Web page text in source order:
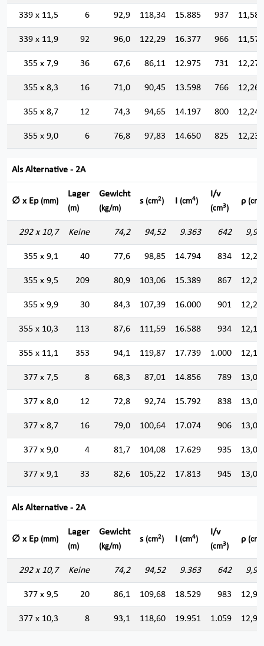
339 x 11,5 6 92,9 118,34 15.885 937 11,585
339 x 11,9 92 96,0 122,29 16.377 966 11,572
355 x 7,9 36 67,6 86,11 12.975 731 12,275
355 x 8,3 16 71,0 90,45 13.598 766 12,261
355 x 8,7 12 74,3 94,65 14.197 800 12,247
355 x 9,0 6 76,8 97,83 14.650 825 12,237
Als Alternative - 2A
∅ x Ep (mm)
Lager
(m)
Gewicht
(kg/m)
s (cm2) I (cm4)
I/v
(cm3)
ρ (cm)
292 x 10,7 Keine 74,2 94,52 9.363 642
355 x 9,1 40 77,6 98,85 14.794 834
355 x 9,5 209 80,9 103,06 15.389 867
355 x 9,9 30 84,3 107,39 16.000 901
355 x 10,3 113 87,6 111,59 16.588 934
355 x 11,1 353 94,1 119,87 17.739 1.000
377 x 7,5 8 68,3 87,01 14.856 789
377 x 8,0 12 72,8 92,74 15.792 838
377 x 8,7 16 79,0 100,64 17.074 906
377 x 9,0 4 81,7 104,08 17.629 935
377 x 9,1 33 82,6 105,22 17.813 945
Als Alternative - 2A
∅ x Ep (mm)
Lager
(m)
Gewicht
(kg/m)
s (cm2) I (cm4)
I/v
(cm3)
ρ (cm)
292 x 10,7 Keine 74,2 94,52 9.363 642
377 x 9,5 20 86,1 109,68 18.529 983
377 x 10,3 8 93,1 118,60 19.951 1.059